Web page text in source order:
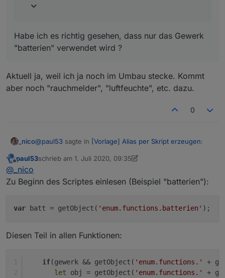
Habe ich es richtig gesehen, dass nur das Gewerk
"batterien" verwendet wird ?
Aktuell ja, weil ich ja noch im Umbau stecke. Kommt
aber noch "rauchmelder", "luftfeuchte", etc. dazu.
0
_nico@paul53 sagte in [Vorlage] Alias per Skript erzeugen:
"batterien" verwendet wird ?
Aktuell ja, weil ich ja noch im Umbau stecke. Kommt aber
Offline
paul53schrieb am 1. Juli 2020, 09:35
zuletzt editiert von paul537. Jan. 2020, 11:36
@ _nico
Zu Beginn des Scriptes einlesen (Beispiel "batterien"):
var batt = getObject( 'enum.functions.batterien'
Diesen Teil in allen Funktionen:
if(gewerk && getObject( 'enum.functions.'
+
let obj = getObject( 'enum.functions.'
+